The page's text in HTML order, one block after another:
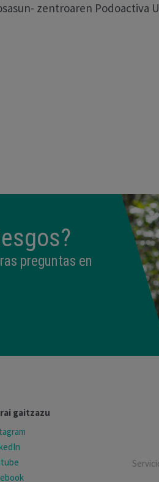
zentroaren
preguntas en
gaitzazu